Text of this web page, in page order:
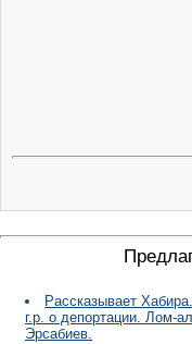
Рассказывает
г.р. о депортации. Лом-
Эрсабиев.